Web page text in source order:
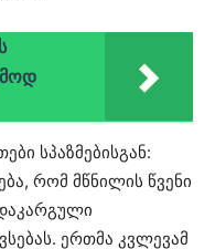
სპაზმებისგან:
რომ მწნილის წვენი
ერთმა კვლევამ